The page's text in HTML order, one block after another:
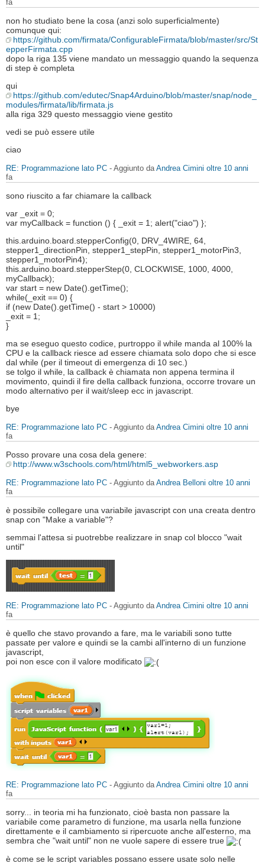
fa
non ho studiato bene la cosa (anzi solo superficialmente)
comunque qui:
https://github.com/firmata/ConfigurableFirmata/blob/master/src/St
epperFirmata.cpp
dopo la riga 135 viene mandato un messaggio quando la sequenza
di step è completa
qui
https://github.com/edutec/Snap4Arduino/blob/master/snap/node_
modules/firmata/lib/firmata.js
alla riga 329 questo messaggio viene gestito
vedi se può essere utile
ciao
RE: Programmazione lato PC - Aggiunto da Andrea Cimini oltre 10 anni
fa
sono riuscito a far chiamare la callback
var _exit = 0;
var myCallback = function () { _exit = 1; alert("ciao") };
this.arduino.board.stepperConfig(0, DRV_4WIRE, 64,
stepper1_directionPin, stepper1_stepPin, stepper1_motorPin3,
stepper1_motorPin4);
this.arduino.board.stepperStep(0, CLOCKWISE, 1000, 4000,
myCallback);
var start = new Date().getTime();
while(_exit == 0) {
if (new Date().getTime() - start > 10000)
_exit = 1;
}
ma se eseguo questo codice, purtroppo il while manda al 100% la
CPU e la callback riesce ad essere chiamata solo dopo che si esce
dal while (per il timeout di emergenza di 10 sec.)
se tolgo il while, la callback è chiamata non appena termina il
movimento, quindi il fire della callback funziona, occorre trovare un
modo alternativo per il wait/sleep ecc in javascript.
bye
RE: Programmazione lato PC - Aggiunto da Andrea Cimini oltre 10 anni
fa
Posso provare una cosa dela genere:
http://www.w3schools.com/html/html5_webworkers.asp
RE: Programmazione lato PC - Aggiunto da Andrea Belloni oltre 10 anni
fa
è possibile collegare una variabile javascript con una creata dentro
snap con "Make a variable"?
semmai l'attesa si puotrebbe realizzare in snap col blocco "wait
until"
RE: Programmazione lato PC - Aggiunto da Andrea Cimini oltre 10 anni
fa
è quello che stavo provando a fare, ma le variabili sono tutte
passate per valore e quindi se la cambi all'interno di un funzione
javascript,
poi non esce con il valore modificato
RE: Programmazione lato PC - Aggiunto da Andrea Cimini oltre 10 anni
fa
sorry... in teoria mi ha funzionato, cioè basta non passare la
variabile come parametro di funzione, ma usarla nella funzione
direttamente e il cambiamento si ripercuote anche all'esterno, ma
sembra che "wait until" non ne vuole sapere di essere true
è come se le script variables possano essere usate solo nelle